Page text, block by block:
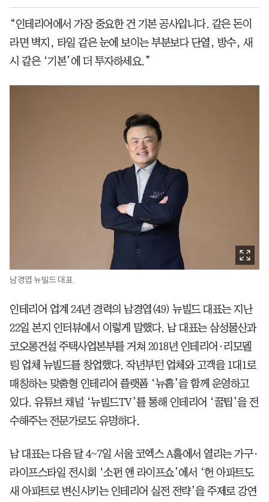
“인테리어에서 가장 중요한 건 기본 공사입니다. 같은 돈이
라면 벽지, 타일 같은 눈에 보이는 부분보다 단열, 방수, 새
시 같은 ‘기본’에 더 투자하세요.”
남경엽 뉴빌드 대표
인테리어 업계 24년 경력의 남경엽(49) 뉴빌드 대표는 지난
22일 본지 인터뷰에서 이렇게 말했다. 남 대표는 삼성물산과
코오롱건설 주택사업본부를 거쳐 2018년 인테리어·리모델
링 업체 뉴빌드를 창업했다. 작년부턴 업체와 고객을 1대1로
매칭하는 맞춤형 인테리어 플랫폼 ‘뉴홈’을 함께 운영하고
있다. 유튜브 채널 ‘뉴빌드TV’를 통해 인테리어 ‘꿀팁’을 전
수해주는 전문가로도 유명하다.
남 대표는 다음 달 4~7일 서울 코엑스 A홀에서 열리는 가구·
라이프스타일 전시회 ‘소펀 앤 라이프쇼’에서 ‘헌 아파트도
새 아파트로 변신시키는 인테리어 실전 전략’을 주제로 강연